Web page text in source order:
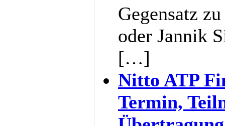
Gegensatz
oder Jannik
[…]
Nitto ATP
Termin,